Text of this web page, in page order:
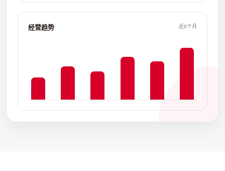
经营趋势 近6个月